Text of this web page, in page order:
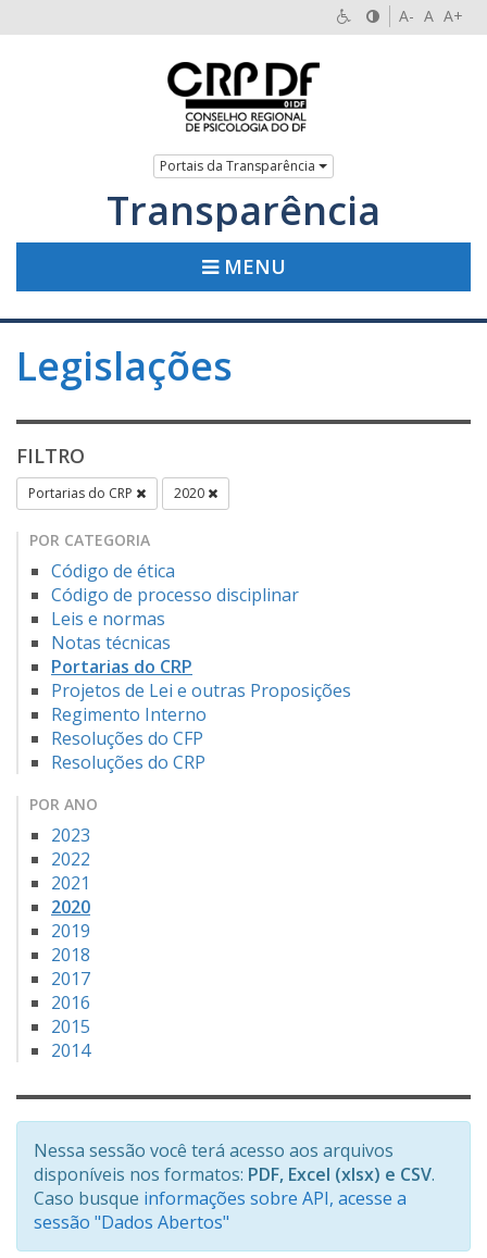
A- A A+
Portais da Transparência
Transparência
MENU
Legislações
FILTRO
Portarias do CRP 2020
POR CATEGORIA
Código de ética
Código de processo disciplinar
Leis e normas
Notas técnicas
Portarias do CRP
Projetos de Lei e outras Proposições
Regimento Interno
Resoluções do CFP
Resoluções do CRP
POR ANO
2023
2022
2021
2020
2019
2018
2017
2016
2015
2014
Nessa sessão você terá acesso aos arquivos
disponíveis nos formatos: PDF, Excel (xlsx) e CSV.
Caso busque informações sobre API, acesse a
sessão "Dados Abertos"